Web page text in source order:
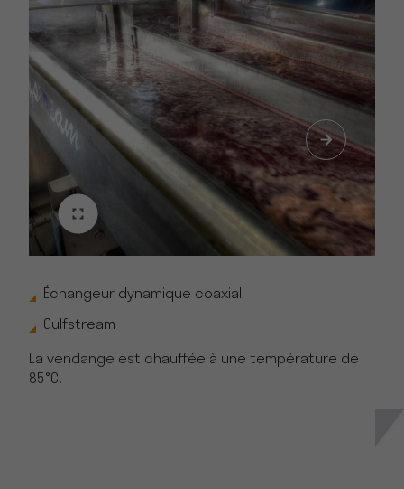
Échangeur dynamique coaxial
Gulfstream
La vendange est chauffée à une température de
85°C.